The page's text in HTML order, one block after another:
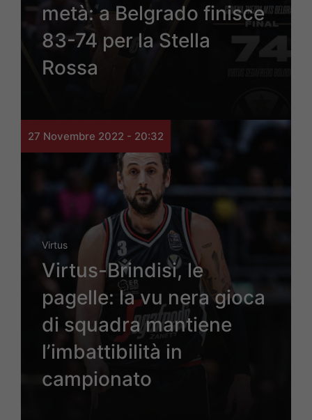
metà: a Belgrado finisce
83-74 per la Stella
Rossa
27 Novembre 2022 - 20:32
Virtus
Virtus-Brindisi, le
pagelle: la vu nera gioca
di squadra mantiene
l’imbattibilità in
campionato